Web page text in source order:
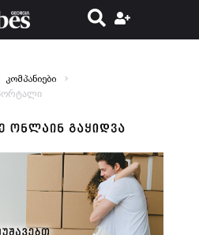
კომპანიები
პორტალი